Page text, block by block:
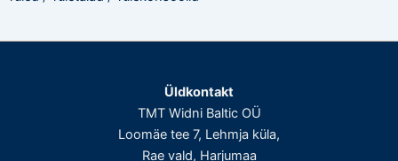
Üldkontakt
TMT Widni Baltic OÜ
Loomäe tee 7, Lehmja küla,
Rae vald, Harjumaa